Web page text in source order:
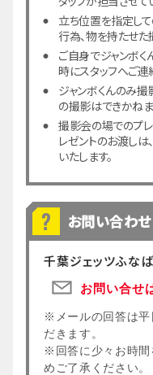
立ち位置を指定し
行為、物を持たせた
ご自身でジャンボ
時にスタッフへご連
ジャンボくんのみ
の撮影はできかねま
撮影会の場でのプ
レゼントのお渡しは
いたします。
お問い合わせ
千葉ジェッツふな
お問い合せ
※メールの回答は平
だきます。
※回答に少々お時間
めご了承ください。